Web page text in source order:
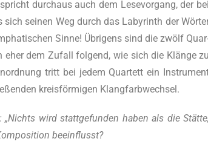
durch­aus auch dem Lese­vor­gang, der
sei­nen Weg durch das Laby­rinth der
Sin­ne! Übri­gens sind die zwölf
dem Zufall fol­gend, wie sich die Klän­ge
tritt bei jedem Quar­tett ein
kreis­för­mi­gen Klangfarbwechsel.
„Nichts wird statt­ge­fun­den haben als die
beeinflusst?